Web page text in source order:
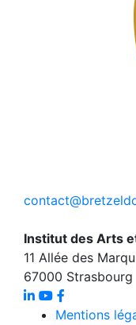
Institut des Arts
11 Allée des
67000 Strasbourg
Mentions